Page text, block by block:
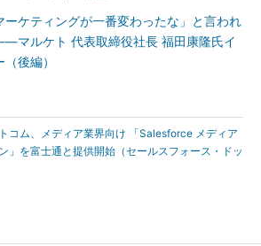
ーケティングが一番変わったな」と言われ
マルケト 代表取締役社長 福田康隆氏イ
後編）
コム、メディア業界向け 「Salesforce メディア
」を富士通と提供開始（セールスフォース・ドッ